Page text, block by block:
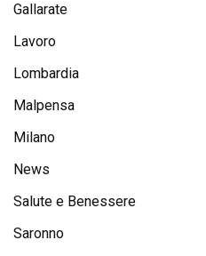
Gallarate
Lavoro
Lombardia
Malpensa
Milano
News
Salute e Benessere
Saronno